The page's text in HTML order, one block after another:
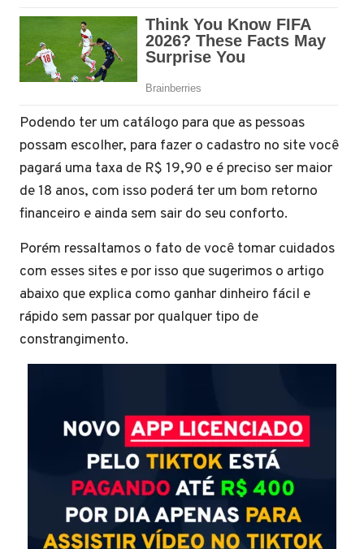
Podendo ter um catálogo para que as pessoas
possam escolher, para fazer o cadastro no site você
pagará uma taxa de R$ 19,90 e é preciso ser maior
de 18 anos, com isso poderá ter um bom retorno
financeiro e ainda sem sair do seu conforto.
Porém ressaltamos o fato de você tomar cuidados
com esses sites e por isso que sugerimos o artigo
abaixo que explica como ganhar dinheiro fácil e
rápido sem passar por qualquer tipo de
constrangimento.